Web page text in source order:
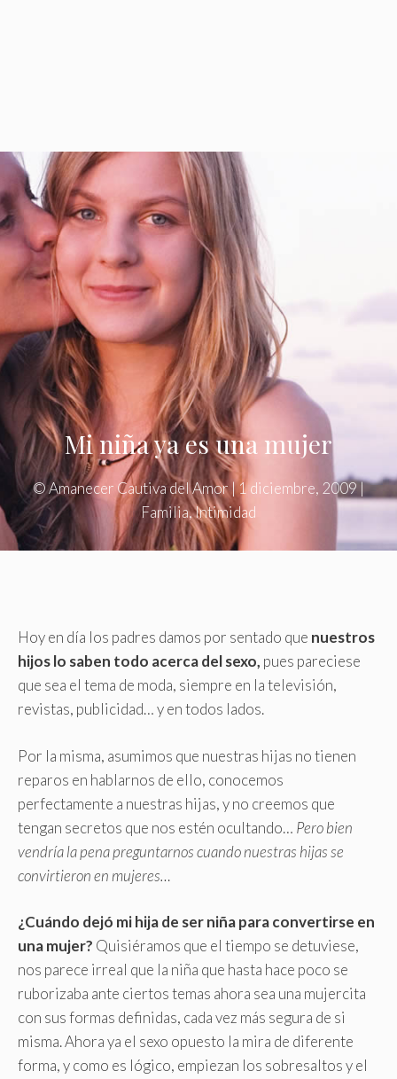
Mi niña ya es una mujer
©Amanecer Cautiva del Amor |1 diciembre, 2009|
Familia,Intimidad
Hoy en día los padres damos por sentado que nuestros
hijos lo saben todo acerca del sexo, pues pareciese
que sea el tema de moda, siempre en la televisión,
revistas, publicidad… y en todos lados.
Por la misma, asumimos que nuestras hijas no tienen
reparos en hablarnos de ello, conocemos
perfectamente a nuestras hijas, y no creemos que
tengan secretos que nos estén ocultando… Pero bien
vendría la pena preguntarnos cuando nuestras hijas se
convirtieron en mujeres…
¿Cuándo dejó mi hija de ser niña para convertirse en
una mujer? Quisiéramos que el tiempo se detuviese,
nos parece irreal que la niña que hasta hace poco se
ruborizaba ante ciertos temas ahora sea una mujercita
con sus formas definidas, cada vez más segura de si
misma. Ahora ya el sexo opuesto la mira de diferente
forma, y como es lógico, empiezan los sobresaltos y el